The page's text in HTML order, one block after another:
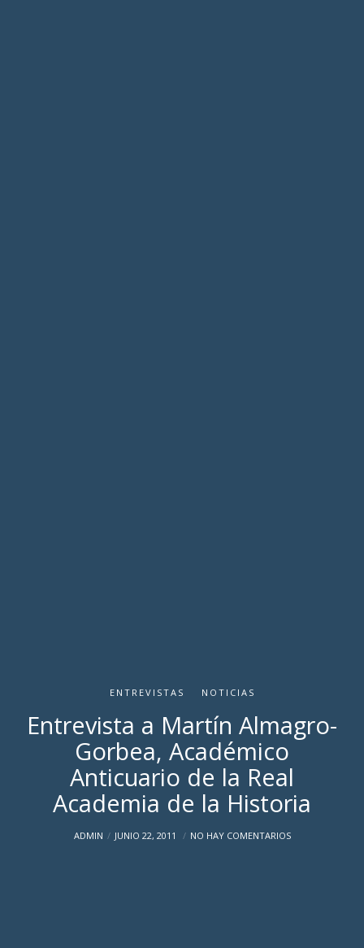
ENTREVISTAS NOTICIAS
Entrevista a Martín Almagro-
Gorbea, Académico
Anticuario de la Real
Academia de la Historia
ADMIN JUNIO 22, 2011 NO HAY COMENTARIOS